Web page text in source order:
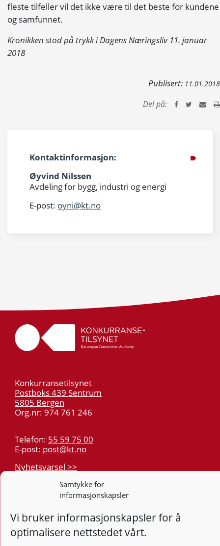
Samtykke for
informasjonskapsler
Vi bruker informasjonskapsler for å
optimalisere nettstedet vårt.
fleste tilfeller vil det ikke være til det beste for kundene
og samfunnet.
Kronikken stod på trykk i Dagens Næringsliv 11. januar
2018
Publisert: 11.01.2018
Del på:
Kontaktinformasjon:
Øyvind Nilssen
Avdeling for bygg, industri og energi
E-post: oyni@kt.no
Konkurransetilsynet
Postboks 439 Sentrum
5805 Bergen
Org.nr: 974 761 246
Telefon: 55 59 75 00
E-post: post@kt.no
Nyhetsvarsel >>
Tilgjengelighetserklæring